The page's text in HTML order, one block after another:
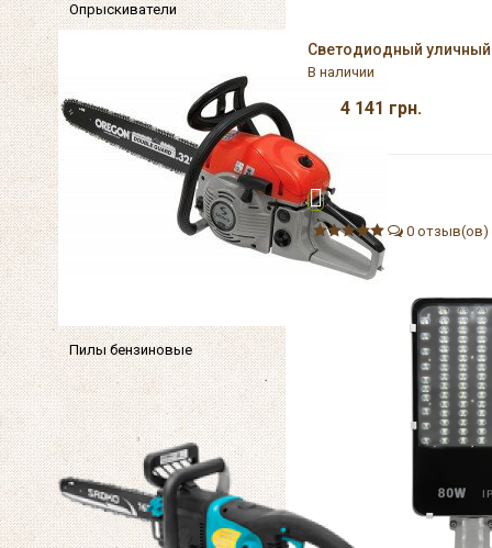
Опрыскиватели
Пилы бензиновые
Светодиодный уличный
В наличии
4 141 грн.
0 отзыв(ов)